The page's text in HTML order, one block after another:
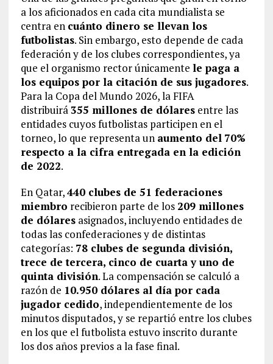
a los aficionados en cada cita mundialista se
centra en cuánto dinero se llevan los
futbolistas. Sin embargo, esto depende de cada
federación y de los clubes correspondientes, ya
que el organismo rector únicamente le paga a
los equipos por la citación de sus jugadores.
Para la Copa del Mundo 2026, la FIFA
distribuirá355 millones de dólaresentre las
entidades cuyos futbolistas participen en el
torneo, lo que representa un aumento del 70%
respecto a la cifra entregada en la edición
de 2022.
En Qatar,440 clubes de 51 federaciones
miembro recibieron parte de los 209 millones
de dólaresasignados, incluyendo entidades de
todas las confederaciones y de distintas
categorías: 78 clubes de segunda división,
trece de tercera, cinco de cuarta y uno de
quinta división. La compensación se calculó a
razón de 10.950 dólares al día por cada
jugador cedido, independientemente de los
minutos disputados, y se repartió entre los clubes
en los que el futbolista estuvo inscrito durante
los dos años previos a la fase final.